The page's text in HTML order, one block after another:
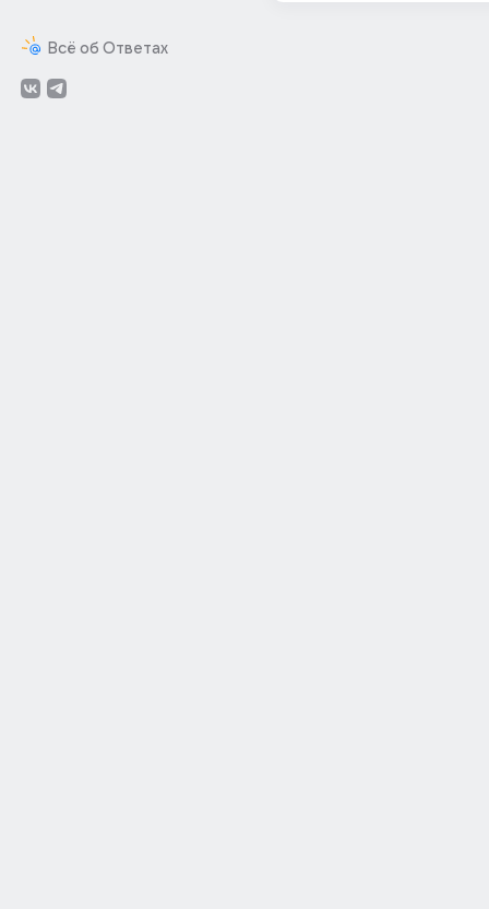
Всё об Ответах